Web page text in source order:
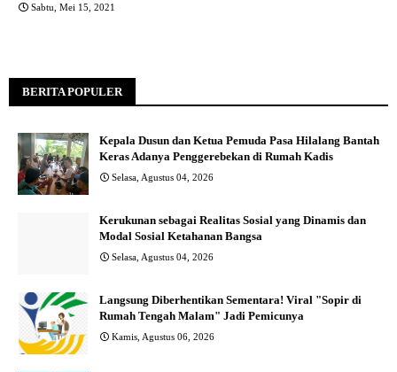
Sabtu, Mei 15, 2021
BERITA POPULER
Kepala Dusun dan Ketua Pemuda Pasa Hilalang Bantah
Keras Adanya Penggerebekan di Rumah Kadis
Selasa, Agustus 04, 2026
Kerukunan sebagai Realitas Sosial yang Dinamis dan
Modal Sosial Ketahanan Bangsa
Selasa, Agustus 04, 2026
Langsung Diberhentikan Sementara! Viral "Sopir di
Rumah Tengah Malam" Jadi Pemicunya
Kamis, Agustus 06, 2026